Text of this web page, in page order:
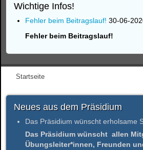
Wichtige Infos!
Fehler beim Beitragslauf! 30-06-
Fehler beim Beitragslauf!
Startseite
Neues aus dem Präsidium
Das Präsidium wünscht erholsame
Das Präsidium wünscht allen
Übungsleiter*innen, Freunden